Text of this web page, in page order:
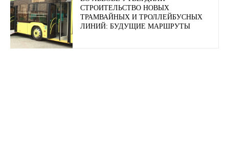
СТРОИТЕЛЬСТВО НОВЫХ
ТРАМВАЙНЫХ И ТРОЛЛЕЙБУСНЫХ
ЛИНИЙ: БУДУЩИЕ МАРШРУТЫ